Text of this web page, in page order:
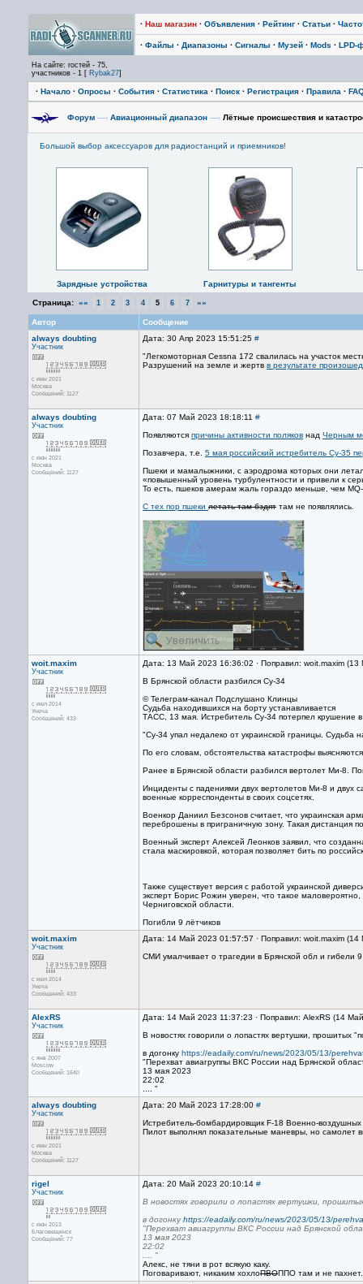
· Наш магазин · Объявления · Рейтинг · Статьи ·
· Файлы · Диапазоны · Сигналы · Музей · Mods · LPD-
На сайте: гостей - 75,
участников - 1 [ Rybak27]
· Начало · Опросы · События · Статистика · Поиск · Регистрация · Правила ·
Форум —› Авиационный диапазон —› Лётные происшествия и
Большой выбор аксессуаров для радиостанций и приемников!
Зарядные устройства Гарнитуры и тангенты
Страница: «« 1 2 3 4 5 6 7 »»
Автор
Сообщение
always doubting
Участник
с июн 2021
Москва
Сообщений: 1127
Дата: 30 Апр 2023 15:51:25 #
"Легкомоторная Cessna 172 свалилась на участок
Разрушений на земле и жертв в результате
always doubting
Участник
с июн 2021
Москва
Сообщений: 1127
Дата: 07 Май 2023 18:18:11 #
Появляются причины активности поляков над Черным
Позавчера, т.е. 5 мая российский истребитель Су-35
Пшеки и мамалыжники, с аэродрома которых они
«повышенный уровень турбулентности и привели к
То есть, пшеков амерам жаль гораздо меньше, чем
С тех пор пшеки летать там бздят там не появлялись.
woit.maxim
Участник
с июл 2014
Унеча
Сообщений: 433
Дата: 13 Май 2023 16:36:02 · Поправил: woit.maxim
В Брянской области разбился Су-34
© Телеграм-канал Подслушано Клинцы
Судьба находившихся на борту устанавливается
ТАСС, 13 мая. Истребитель Су-34 потерпел крушение
"Су-34 упал недалеко от украинской границы. Судьба
По его словам, обстоятельства катастрофы
Ранее в Брянской области разбился вертолет Ми-8.
Инциденты с падениями двух вертолетов Ми-8 и двух
военные корреспонденты в своих соцсетях.
Военкор Даниил Безсонов считает, что украинская
переброшены в приграничную зону. Такая дистанция
Военный эксперт Алексей Леонков заявил, что
стала маскировкой, которая позволяет бить по
Также существует версия с работой украинской
эксперт Борис Рожин уверен, что такое
Черниговской области.
Погибли 9 лётчиков
woit.maxim
Участник
с июл 2014
Унеча
Сообщений: 433
Дата: 14 Май 2023 01:57:57 · Поправил: woit.maxim
СМИ умалчивает о трагедии в Брянской обл и гибели
AlexRS
Участник
с янв 2007
Moscow
Сообщений: 1640
Дата: 14 Май 2023 11:37:23 · Поправил: AlexRS (14
В новостях говорили о лопастях вертушки,
в догонку https://eadaily.com/ru/news/2023/05/13/
"Перехват авиагруппы ВКС России над Брянской
13 мая 2023
22:02
.... "
always doubting
Участник
с июн 2021
Москва
Сообщений: 1127
Дата: 20 Май 2023 17:28:00 #
Истребитель-бомбардировщик F-18 Военно-
Пилот выполнял показательные маневры, но самолет
rigel
Участник
с июн 2013
Благовещенск
Сообщений: 77
Дата: 20 Май 2023 20:10:14 #
В новостях говорили о лопастях вертушки,
в догонкуhttps://eadaily.com/ru/news/2023/05/13/
"Перехват авиагруппы ВКС России над Брянской
13 мая 2023
22:02
.... "
Алекс, не тяни в рот всякую каку.
Поговаривают, никаким хохлоПВОППО там и не пахнет.